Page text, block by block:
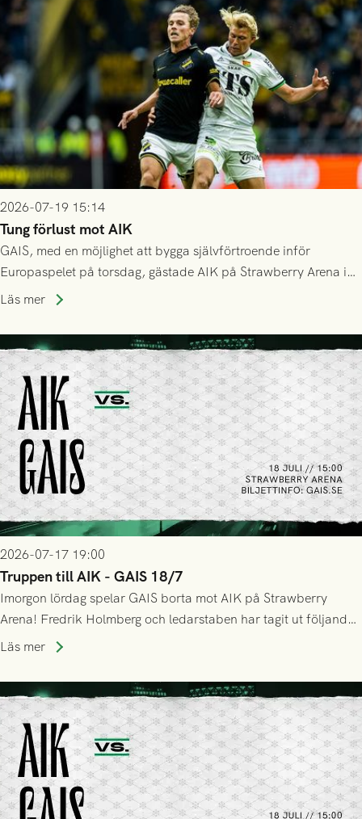
Mostar från Bosnien och Hercegovina.
2026-07-19 15:14
Tung förlust mot AIK
GAIS, med en möjlighet att bygga självförtroende inför
Europaspelet på torsdag, gästade AIK på Strawberry Arena i
Stockholm . Men trots konstant hotande i första halvlek av
lyckades få in 2-0.
Läs mer
2026-07-17 19:00
Truppen till AIK - GAIS 18/7
Imorgon lördag spelar GAIS borta mot AIK på Strawberry
Arena! Fredrik Holmberg och ledarstaben har tagit ut följande
trupp till matchen:
Läs mer